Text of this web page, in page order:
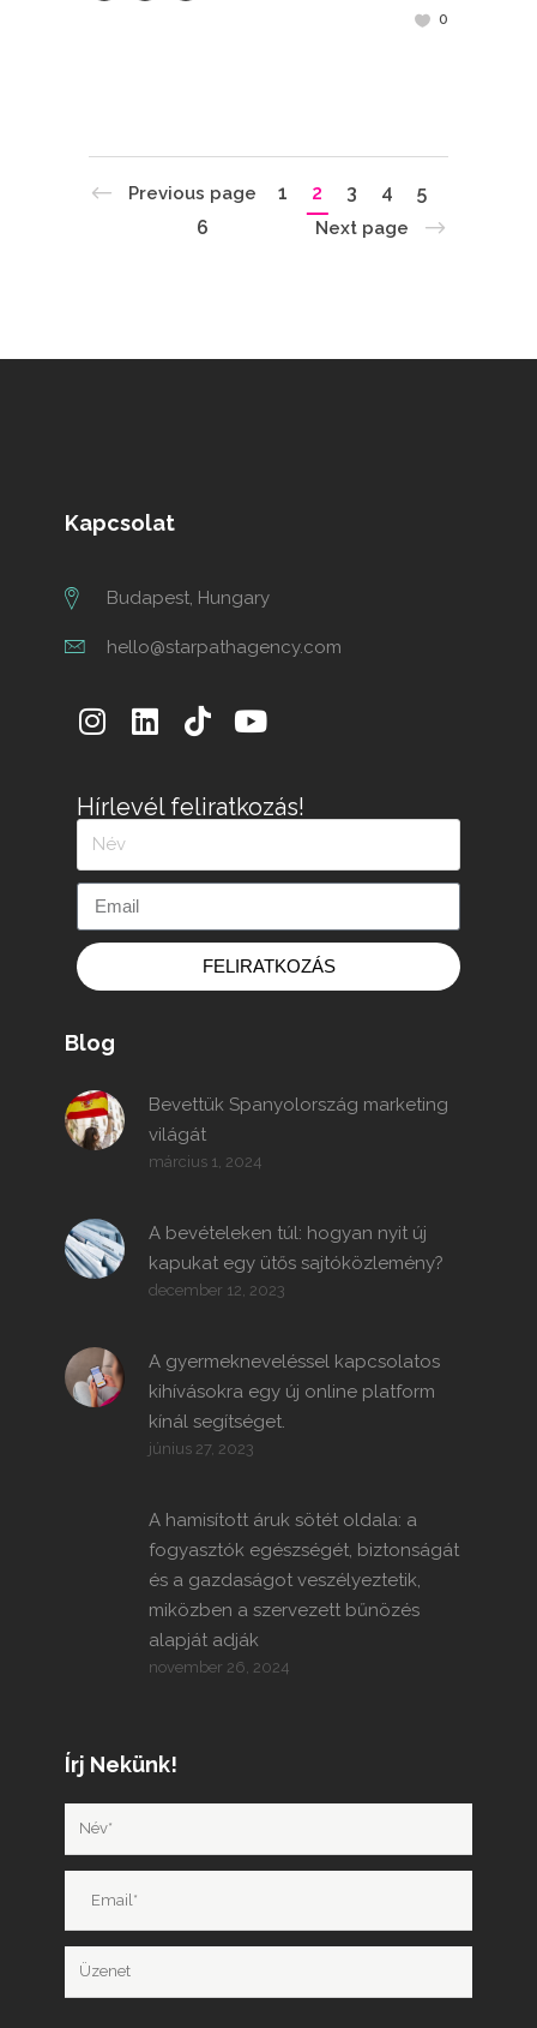
0
Previous page 1 2 3 4
5
6
Next page
Kapcsolat
Budapest, Hungary
hello@starpathagency.com
Hírlevél feliratkozás!
FELIRATKOZÁS
Blog
Bevettük Spanyolország marketing
világát
március 1, 2024
A bevételeken túl: hogyan nyit új
kapukat egy ütős sajtóközlemény?
december 12, 2023
A gyermekneveléssel kapcsolatos
kihívásokra egy új online platform
kínál segítséget.
június 27, 2023
A hamisított áruk sötét oldala: a
fogyasztók egészségét, biztonságát
és a gazdaságot veszélyeztetik,
miközben a szervezett bűnözés
alapját adják
november 26, 2024
Írj Nekünk!